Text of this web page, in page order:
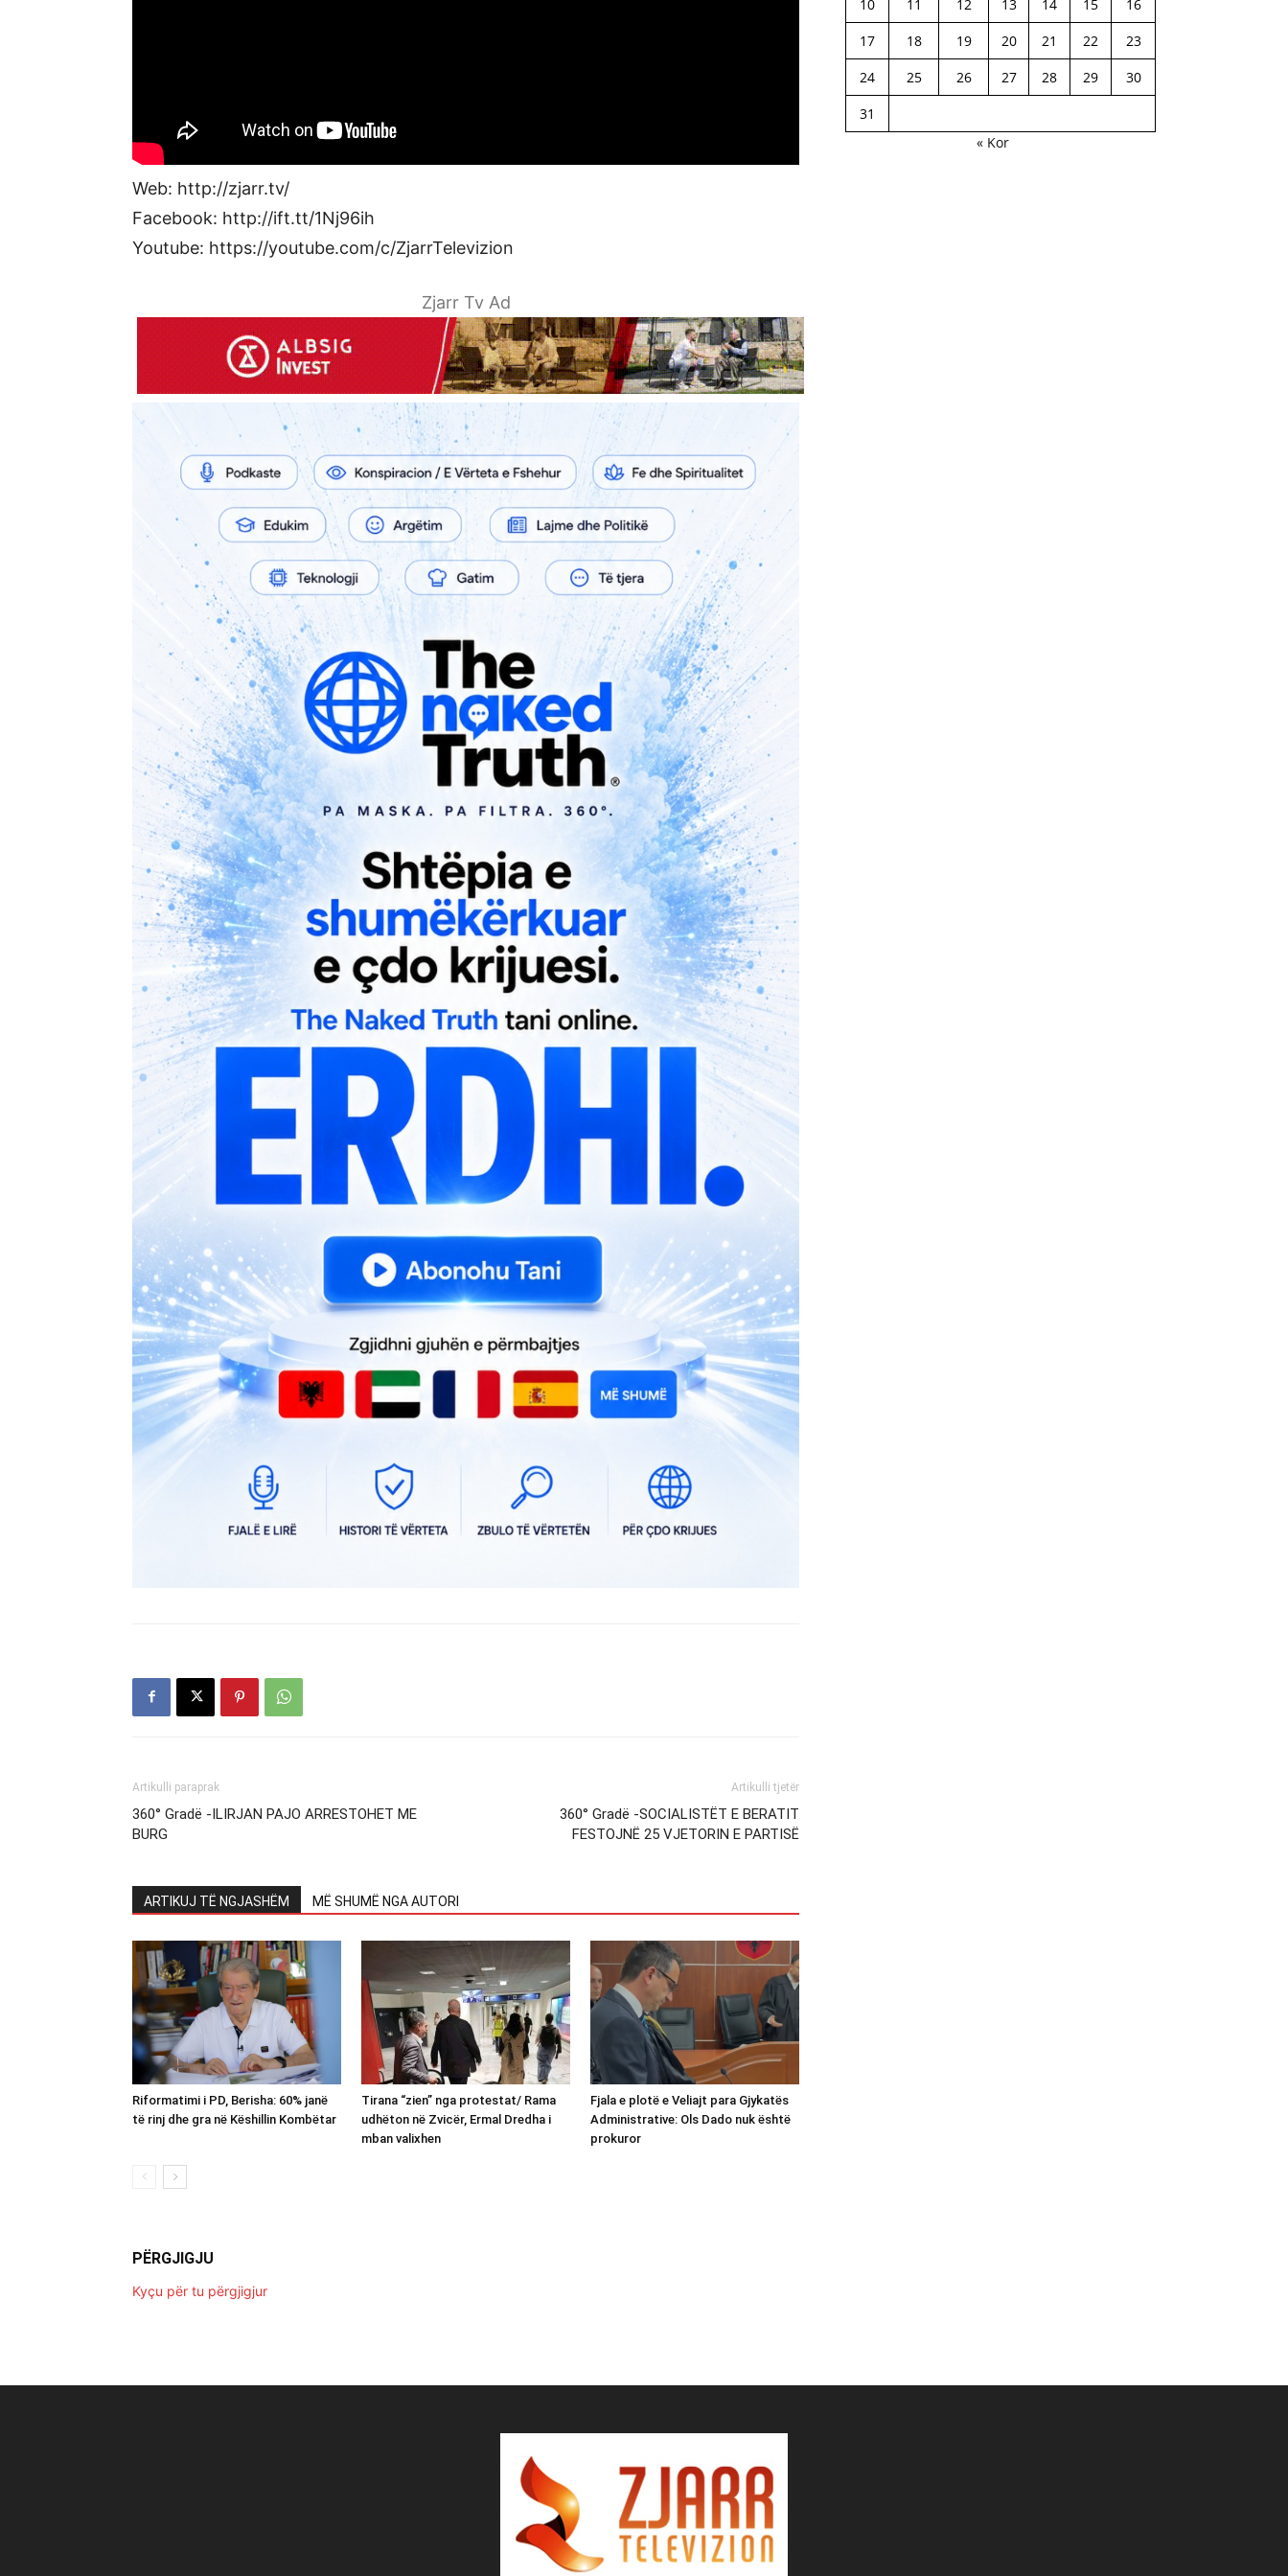
Web: http://zjarr.tv/
Facebook: http://ift.tt/1Nj96ih
Youtube: https://youtube.com/c/ZjarrTelevizion
Zjarr Tv Ad
Artikulli paraprak
360° Gradë -ILIRJAN PAJO ARRESTOHET ME
BURG
Artikulli tjetër
360° Gradë -SOCIALISTËT E BERATIT
FESTOJNË 25 VJETORIN E PARTISË
ARTIKUJ TË NGJASHËM MË SHUMË NGA AUTORI
Riformatimi i PD, Berisha: 60% janë
të rinj dhe gra në Këshillin Kombëtar
Tirana “zien” nga protestat/ Rama
udhëton në Zvicër, Ermal Dredha i
mban valixhen
Fjala e plotë e Veliajt para Gjykatës
Administrative: Ols Dado nuk është
prokuror
PËRGJIGJU
Kyçu për tu përgjigjur
10 11 12 13 14 15
16
17
18 19 20 21 22
23
24
25 26 27 28 29
30
31
« Kor